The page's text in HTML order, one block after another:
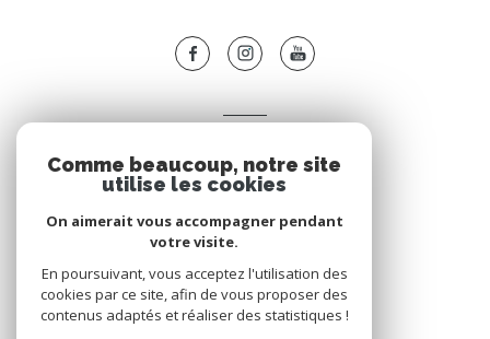
Espace propriétaire
Comme beaucoup, notre site
utilise les cookies
On aimerait vous accompagner pendant
votre visite.
En poursuivant, vous acceptez l'utilisation des
cookies par ce site, afin de vous proposer des
contenus adaptés et réaliser des statistiques !